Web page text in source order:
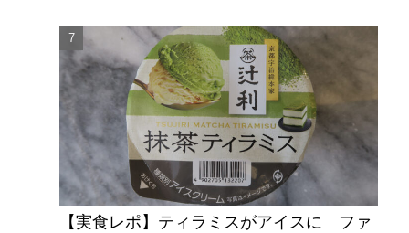
【実食レポ】ティラミスがアイスに ファ